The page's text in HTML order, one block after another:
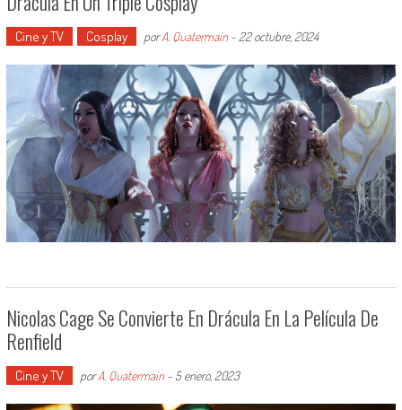
Cine y TV Cosplay porA. Quatermain- 22 octubre, 2024
Nicolas Cage Se Convierte En Drácula En La Película De
Renfield
Cine y TV porA. Quatermain- 5 enero, 2023